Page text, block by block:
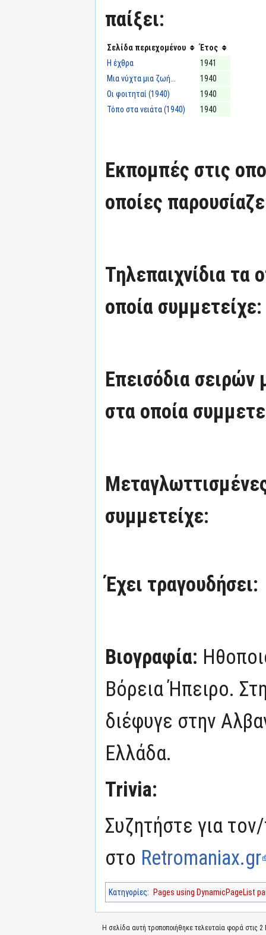
παίξει:
Σελίδα περιεχομένου
Έτος
Η έχθρα
1941
Μια νύχτα μια ζωή...
1940
Οι φοιτηταί (1940)
1940
Τόπο στα νειάτα (1940)
1940
Εκπομπές στις
οποίες
Τηλεπαιχνίδια τα
οποία συμμετείχε:
Επεισόδια
στα οποία
συμμετείχε:
Έχει τραγουδήσει:
Βιογραφία:
Βόρεια Ήπειρο.
διέφυγε στην
Ελλάδα.
Trivia:
Συζητήστε για
στο Retromaniax.gr
Κατηγορίες: Pages using DynamicPageList
Η σελίδα αυτή τροποποιήθηκε τελευταία φορά στις 2